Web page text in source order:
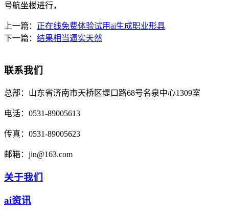
号航坐楼进行，
上一篇： 正在线免费体验试用ai生成职业形具
下一篇： 结果相当逼实天然
联系我们
总部： 山东省济南市天桥区堤口路68号名泉中心1309室
电话： 0531-89005613
传真： 0531-89005623
邮箱： jin@163.com
关于我们
ai资讯